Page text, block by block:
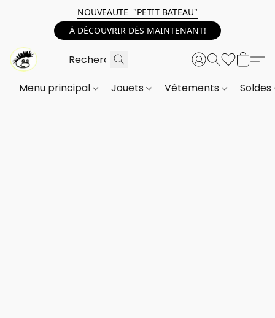
NOUVEAUTE "PETIT BATEAU"
À DÉCOUVRIR DÈS MAINTENANT!
Menu principal Jouets Vêtements Soldes